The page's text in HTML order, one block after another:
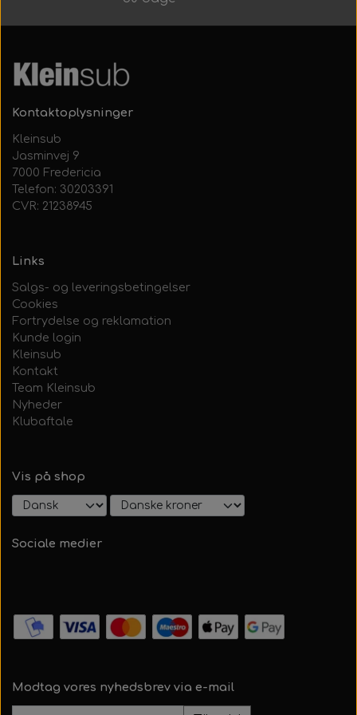
Hele Ruller
Alt Det Andet
Kontaktoplysninger
Kleinsub
Jasminvej 9
7000 Fredericia
Telefon: 30203391
CVR: 21238945
Links
Salgs- og leveringsbetingelser
Cookies
Fortrydelse og reklamation
Kunde login
Kleinsub
Kontakt
Team Kleinsub
Nyheder
Klubaftale
Vis på shop
Sociale medier
Modtag vores nyhedsbrev via e-mail